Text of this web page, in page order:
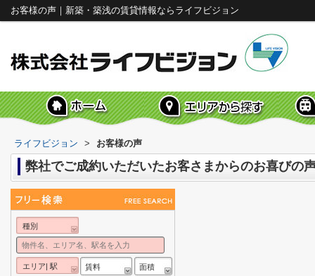
お客様の声｜新築・築浅の賃貸情報ならライフビジョン
ライフビジョン > お客様の声
弊社でご成約いただいたお客さまからのお喜びの
種別
エリア| 駅 賃料 面積